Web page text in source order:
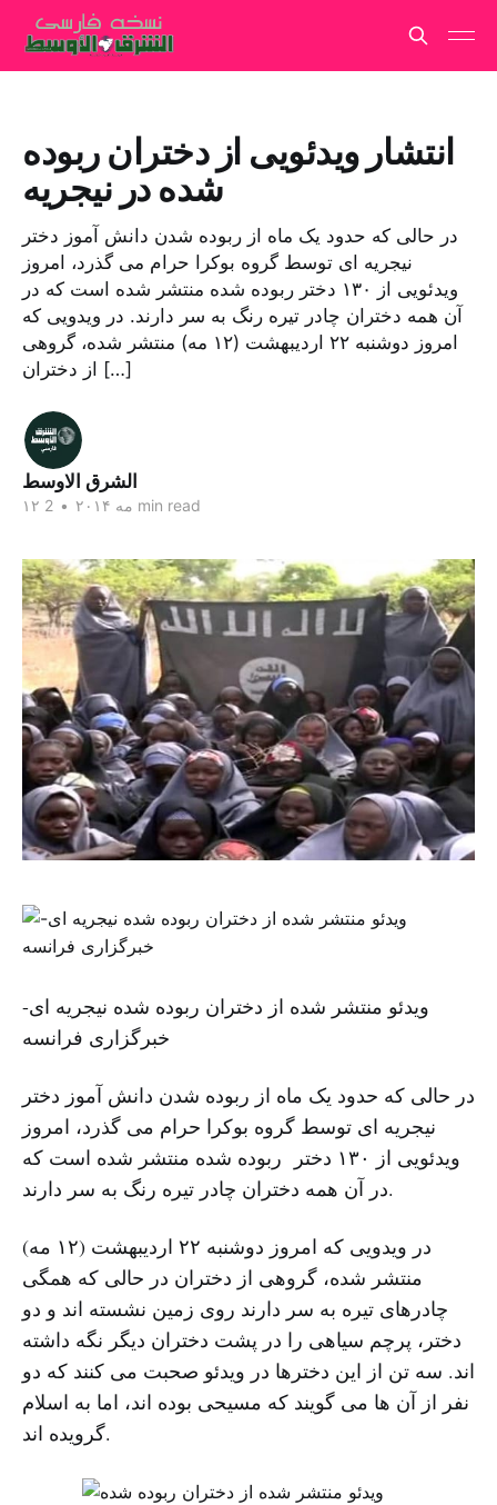
انتشار ویدئویی از دختران ربوده
شده در نیجریه
در حالی که حدود یک ماه از ربوده شدن دانش آموز دختر
نیجریه ای توسط گروه بوکرا حرام می گذرد، امروز
ویدئویی از ۱۳۰ دختر ربوده شده منتشر شده است که در
آن همه دختران چادر تیره رنگ به سر دارند. در ویدویی که
امروز دوشنبه ۲۲ اردیبهشت (۱۲ مه) منتشر شده، گروهی
از دختران […]
الشرق الاوسط
۱۲ مه ۲۰۱۴ • 2 min read
ویدئو منتشر شده از دختران ربوده شده نیجریه ای-
خبرگزاری فرانسه
در حالی که حدود یک ماه از ربوده شدن دانش آموز دختر
نیجریه ای توسط گروه بوکرا حرام می گذرد، امروز
ویدئویی از ۱۳۰ دختر ربوده شده منتشر شده است که
در آن همه دختران چادر تیره رنگ به سر دارند.
در ویدویی که امروز دوشنبه ۲۲ اردیبهشت (۱۲ مه)
منتشر شده، گروهی از دختران در حالی که همگی
چادرهای تیره به سر دارند روی زمین نشسته اند و دو
دختر، پرچم سیاهی را در پشت دختران دیگر نگه داشته
اند. سه تن از این دخترها در ویدئو صحبت می کنند که دو
نفر از آن ها می گویند که مسیحی بوده اند، اما به اسلام
گرویده اند.